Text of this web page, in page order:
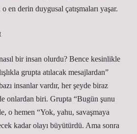
en derin duygusal çatışmaları yaşar.
bir insan olurdu? Bence kesinlikle
grupta atılacak mesajlardan”
insanlar vardır, her şeyde biraz
onlardan biri. Grupta “Bugün şunu
o hemen “Yok, yahu, savaşmaya
kadar olayı büyütürdü. Ama sonra